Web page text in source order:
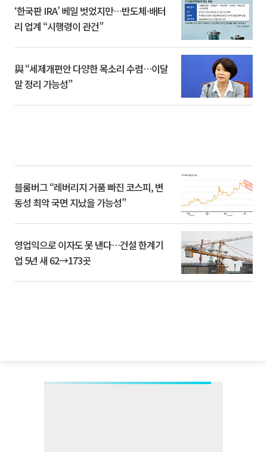
‘한국판 IRA’ 베일 벗었지만…반도체·배터
리 업계 “시행령이 관건”
與 “세제개편안 다양한 목소리 수렴…이달
말 정리 가능성”
블룸버그 “레버리지 거품 빠진 코스피, 변
동성 최악 국면 지났을 가능성”
영업익으로 이자도 못 낸다…건설 한계기
업 5년 새 62→173곳